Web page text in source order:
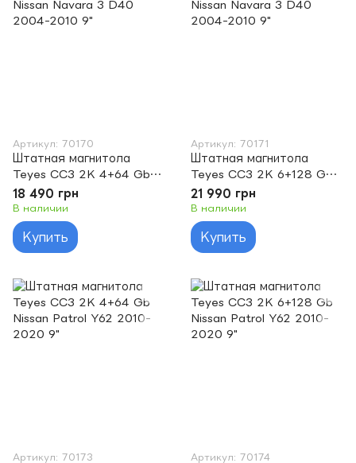
Артикул: 70170
Штатная магнитола
Teyes CC3 2K 4+64 Gb
Nissan Navara 3 D40
2004-2010 9"
18 490 грн
В наличии
Купить
Артикул: 70171
Штатная магнитола
Teyes CC3 2K 6+128 Gb
Nissan Navara 3 D40
2004-2010 9"
21 990 грн
В наличии
Купить
Артикул: 70173 Артикул: 70174